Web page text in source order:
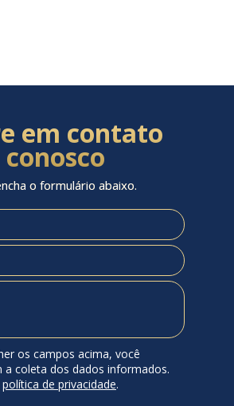
em contato
conosco
o formulário abaixo.
os campos acima, você
a coleta dos dados informados.
política de privacidade.